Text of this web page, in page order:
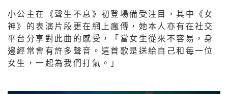
小公主在《聲生不息》初登場備受注目，其中《女
神》的表演片段更在網上瘋傳，她本人亦有在社交
平台分享對此曲的感受，「當女生從來不容易，身
邊經常會有許多聲音。這首歌是送給自己和每一位
女生，一起為我們打氣。」